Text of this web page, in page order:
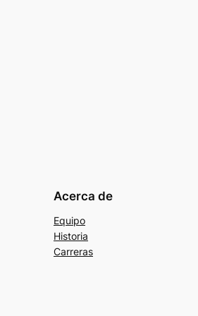
Acerca de
Equipo
Historia
Carreras